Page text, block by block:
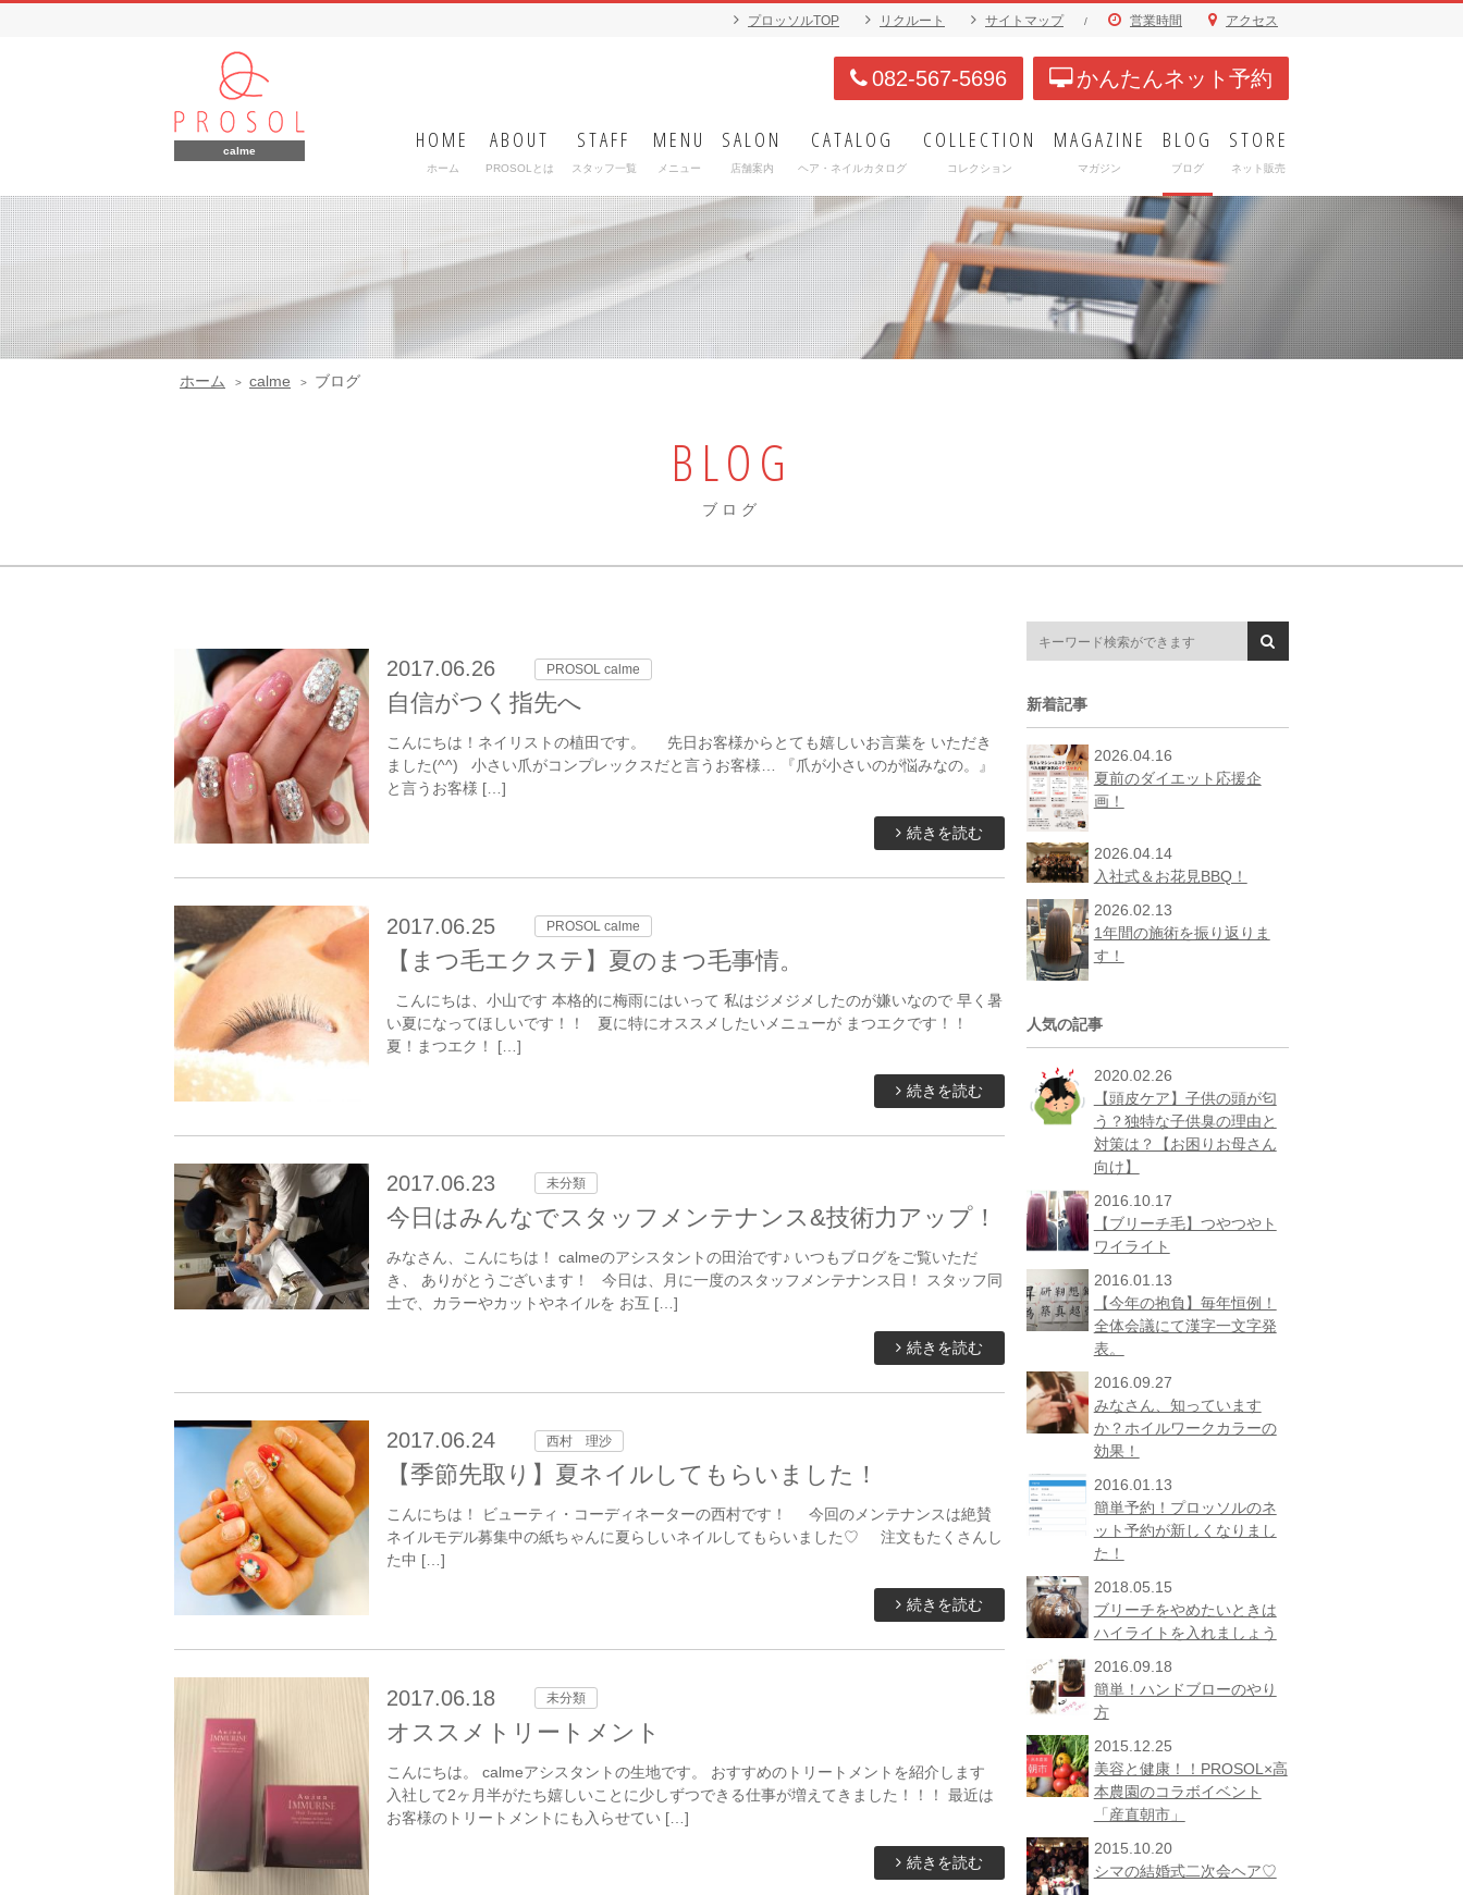
プロッソルTOP リクルート サイトマップ / 営業時間 アクセス
calme
082-567-5696 かんたんネット予約
HOME
ホーム
ABOUT
PROSOLとは
STAFF
スタッフ一覧
MENU
メニュー
SALON
店舗案内
CATALOG
ヘア・ネイルカタログ
COLLECTION
コレクション
MAGAZINE
マガジン
BLOG
ブログ
STORE
ネット販売
ホーム calme ブログ
BLOG
ブログ
2017.06.26 PROSOL calme
自信がつく指先へ
こんにちは！ネイリストの植田です。 先日お客様からとても嬉しいお言葉を いただき
ました(^^) 小さい爪がコンプレックスだと言うお客様… 『爪が小さいのが悩みなの。』
と言うお客様 […]
続きを読む
2017.06.25 PROSOL calme
【まつ毛エクステ】夏のまつ毛事情。
こんにちは、小山です 本格的に梅雨にはいって 私はジメジメしたのが嫌いなので 早く暑
い夏になってほしいです！！ 夏に特にオススメしたいメニューが まつエクです！！
夏！まつエク！ […]
続きを読む
2017.06.23 未分類
今日はみんなでスタッフメンテナンス&技術力アップ！
みなさん、こんにちは！ calmeのアシスタントの田治です♪ いつもブログをご覧いただ
き、 ありがとうございます！ 今日は、月に一度のスタッフメンテナンス日！ スタッフ同
士で、カラーやカットやネイルを お互 […]
続きを読む
2017.06.24 西村 理沙
【季節先取り】夏ネイルしてもらいました！
こんにちは！ ビューティ・コーディネーターの西村です！ 今回のメンテナンスは絶賛
ネイルモデル募集中の紙ちゃんに夏らしいネイルしてもらいました♡ 注文もたくさんし
た中 […]
続きを読む
2017.06.18 未分類
オススメトリートメント
こんにちは。 calmeアシスタントの生地です。 おすすめのトリートメントを紹介します
入社して2ヶ月半がたち嬉しいことに少しずつできる仕事が増えてきました！！！ 最近は
お客様のトリートメントにも入らせてい […]
続きを読む
新着記事
2026.04.16
夏前のダイエット応援企
画！
2026.04.14
入社式＆お花見BBQ！
2026.02.13
1年間の施術を振り返りま
す！
人気の記事
2020.02.26
【頭皮ケア】子供の頭が匂
う？独特な子供臭の理由と
対策は？【お困りお母さん
向け】
2016.10.17
【ブリーチ毛】つやつやト
ワイライト
2016.01.13
【今年の抱負】毎年恒例！
全体会議にて漢字一文字発
表。
2016.09.27
みなさん、知っています
か？ホイルワークカラーの
効果！
2016.01.13
簡単予約！プロッソルのネ
ット予約が新しくなりまし
た！
2018.05.15
ブリーチをやめたいときは
ハイライトを入れましょう
2016.09.18
簡単！ハンドブローのやり
方
2015.12.25
美容と健康！！PROSOL×高
本農園のコラボイベント
「産直朝市」
2015.10.20
シマの結婚式二次会ヘア♡